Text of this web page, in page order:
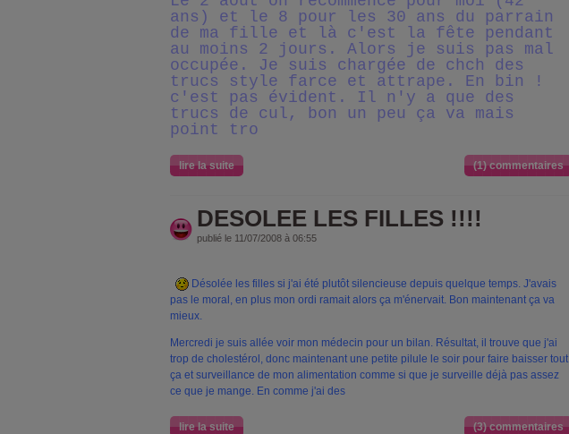
ans) et le 8 pour les 30 ans du parrain
de ma fille et là c'est la fête pendant
au moins 2 jours. Alors je suis pas mal
occupée. Je suis chargée de chch des
trucs style farce et attrape. En bin !
c'est pas évident. Il n'y a que des
trucs de cul, bon un peu ça va mais
point tro
lire la suite (1) commentaires
DESOLEE LES FILLES !!!!
publié le 11/07/2008 à 06:55
Désolée les filles si j'ai été plutôt silencieuse depuis quelque temps. J'avais
pas le moral, en plus mon ordi ramait alors ça m'énervait. Bon maintenant ça va
mieux.
Mercredi je suis allée voir mon médecin pour un bilan. Résultat, il trouve que j'ai
trop de cholestérol, donc maintenant une petite pilule le soir pour faire baisser tout
ça et surveillance de mon alimentation comme si que je surveille déjà pas assez
ce que je mange. En comme j'ai des
lire la suite (3) commentaires